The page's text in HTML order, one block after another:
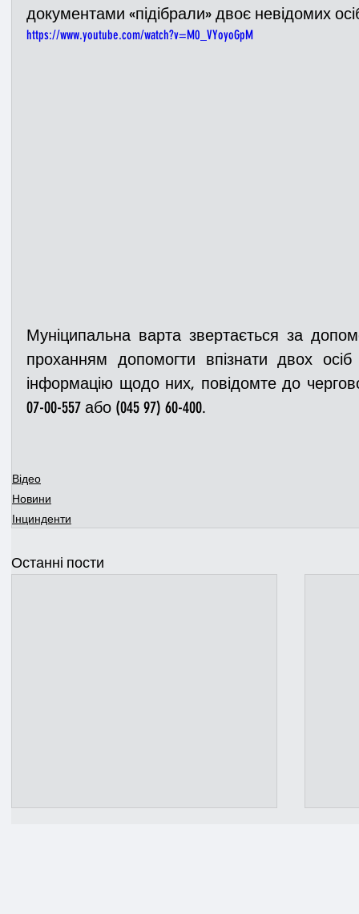
Війна Розмінування Добровільна
документами «підібрали» двоє невідомих
https://www.youtube.com/watch?v=M0_VYoyoGpM
Муніципальна варта звертається за
проханням допомогти впізнати двох
інформацію щодо них, повідомте до
07-00-557 або (045 97) 60-400.
Відео
Новини
Інцинденти
Останні пости